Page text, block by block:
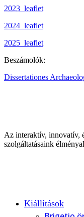
2023_leaflet
2024_leaflet
2025_leaflet
Beszámolók:
Dissertationes
Az interaktív, innovatív,
szolgáltatásaink
Kiállítások